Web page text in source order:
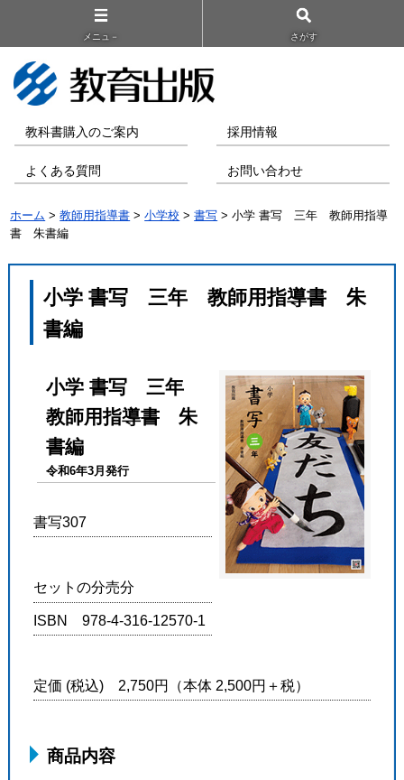
メニュ－ さがす
教科書購入のご案内 採用情報
よくある質問 お問い合わせ
ホーム >教師用指導書 >小学校 >書写 > 小学 書写 三年 教師用指導
書 朱書編
小学 書写 三年 教師用指導書 朱
書編
小学 書写 三年
教師用指導書 朱
書編
令和6年3月発行
書写307
セットの分売分
ISBN 978-4-316-12570-1
定価 (税込) 2,750円（本体 2,500円＋税）
商品内容